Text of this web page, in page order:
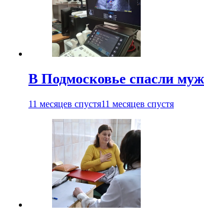
В Подмосковье спасли
11 месяцев спустя11 месяцев спустя